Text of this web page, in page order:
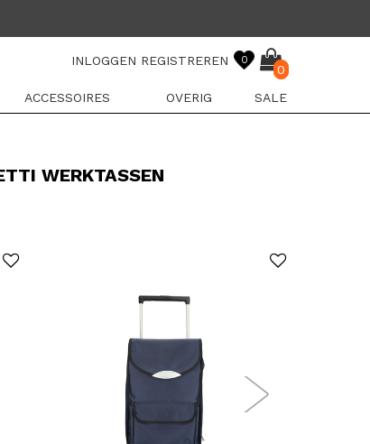
INLOGGEN REGISTREREN 0
0
ACCESSOIRES OVERIG SALE
WERKTASSEN